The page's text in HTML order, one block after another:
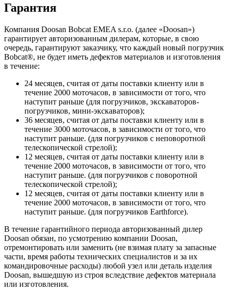
Гарантия
Компания Doosan Bobcat EMEA s.r.o. (далее «Doosan»)
гарантирует авторизованным дилерам, которые, в свою
очередь, гарантируют заказчику, что каждый новый погрузчик
Bobcat®, не будет иметь дефектов материалов и изготовления
в течение:
24 месяцев, считая от даты поставки клиенту или в
течение 2000 моточасов, в зависимости от того, что
наступит раньше (для погрузчиков, экскаваторов-
погрузчиков, мини-экскаваторов);
36 месяцев, считая от даты поставки клиенту или в
течение 3000 моточасов, в зависимости от того, что
наступит раньше. (для погрузчиков с неповоротной
телескопической стрелой);
12 месяцев, считая от даты поставки клиенту или в
течение 2000 моточасов, в зависимости от того, что
наступит раньше. (для погрузчиков с поворотной
телескопической стрелой);
12 месяцев, считая от даты поставки клиенту или в
течение 2000 моточасов, в зависимости от того, что
наступит раньше. (для погрузчиков Earthforce).
В течение гарантийного периода авторизованный дилер
Doosan обязан, по усмотрению компании Doosan,
отремонтировать или заменить (не взимая плату за запасные
части, время работы технических специалистов и за их
командировочные расходы) любой узел или деталь изделия
Doosan, вышедшую из строя вследствие дефектов материала
или изготовления.